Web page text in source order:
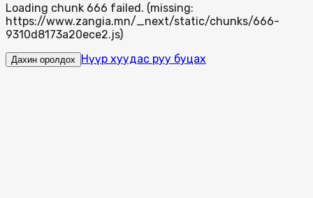
Loading chunk 666 failed. (missing:
https://www.zangia.mn/_next/static/chunks/666-
9310d8173a20ece2.js)
Дахин оролдох Нүүр хуудас руу буцах